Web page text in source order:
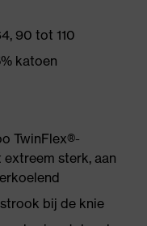
90 tot 110
katoen
TwinFlex®-
sterk, aan
bij de knie